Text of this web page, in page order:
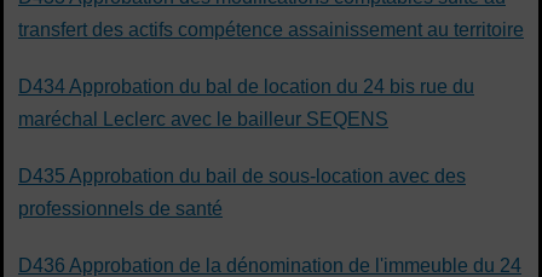
transfert des actifs compétence assainissement au territoire
D434 Approbation du bal de location du 24 bis rue du
maréchal Leclerc avec le bailleur SEQENS
D435 Approbation du bail de sous-location avec des
professionnels de santé
D436 Approbation de la dénomination de l'immeuble du 24